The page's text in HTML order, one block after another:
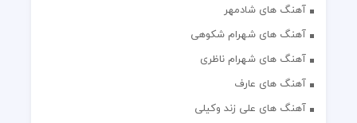
آهنگ های شادمهر
آهنگ های شهرام شکوهی
آهنگ های شهرام ناظری
آهنگ های عارف
آهنگ های علی زند وکیلی